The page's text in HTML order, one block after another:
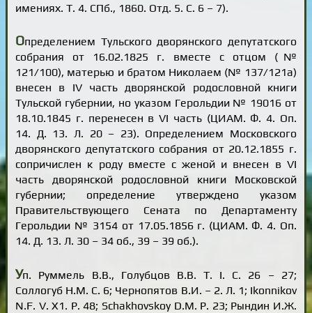
имениях. Т. 4. СПб., 1860. Отд. 5. С. 6 – 7).
Определением Тульского дворянского депутатского
собрания от 16.02.1825 г. вместе с отцом (№
121/100), матерью и братом Николаем (№ 137/121а)
внесен в IV часть дворянской родословной книги
Тульской губернии, но указом Герольдии № 19016 от
18.10.1845 г. перенесен в VI часть (ЦИАМ. Ф. 4. Оп.
14. Д. 13. Л. 20 – 23). Определением Московского
дворянского депутатского собрания от 20.12.1855 г.
сопричислен к роду вместе с женой и внесен в VI
часть дворянской родословной книги Московской
губернии; определение утверждено указом
Правительствующего Сената по Департаменту
Герольдии № 3154 от 17.05.1856 г. (ЦИАМ. Ф. 4. Оп.
14. Д. 13. Л. 30 – 34 об., 39 – 39 об.).
Уп. Руммель В.В., Голубцов В.В. Т. I. С. 26 – 27;
Соллогуб Н.М. С. 6; Чернопятов В.И. – 2. Л. 1; Ikonnikov
N.F. V. X1. P. 48; Schakhovskoy D.M. Р. 23; Рындин И.Ж.